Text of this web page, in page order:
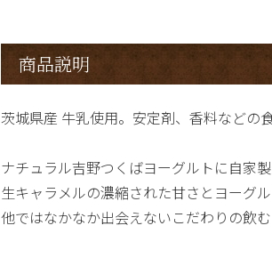
商品説明
茨城県産 牛乳使用。安定剤、香料などの
ナチュラル吉野つくばヨーグルトに自家
生キャラメルの濃縮された甘さとヨーグ
他ではなかなか出会えないこだわりの飲